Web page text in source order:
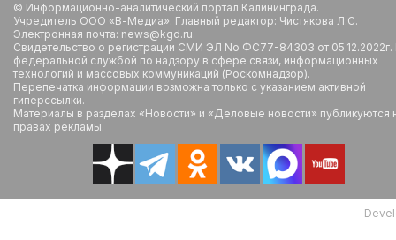
© Информационно-аналитический портал Калининграда.
Учредитель ООО «В-Медиа». Главный редактор: Чистякова Л.С.
Электронная почта: news@kgd.ru.
Свидетельство о регистрации СМИ ЭЛ No ФС77-84303 от
федеральной службой по надзору в сфере связи, информационных
технологий и массовых коммуникаций (Роскомнадзор).
Перепечатка информации возможна только с указанием активной
гиперссылки.
Материалы в разделах «Новости» и «Деловые новости» публикуются
правах рекламы.